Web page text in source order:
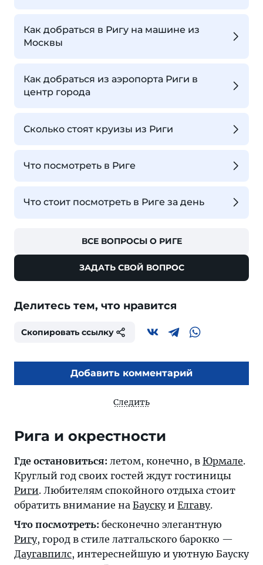
Как добраться в Ригу на машине из
Москвы
Как добраться из аэропорта Риги в
центр города
Сколько стоят круизы из Риги
Что посмотреть в Риге
Что стоит посмотреть в Риге за день
ВСЕ ВОПРОСЫ О РИГЕ
ЗАДАТЬ СВОЙ ВОПРОС
Делитесь тем, что нравится
Скопировать ссылку
Добавить комментарий
Следить
Рига и окрестности
Где остановиться: летом, конечно, в Юрмале.
Круглый год своих гостей ждут гостиницы
Риги. Любителям спокойного отдыха стоит
обратить внимание на Баускуи Елгаву.
Что посмотреть: бесконечно элегантную
Ригу, город в стиле латгальского барокко —
Даугавпилс, интереснейшую и уютную Бауску